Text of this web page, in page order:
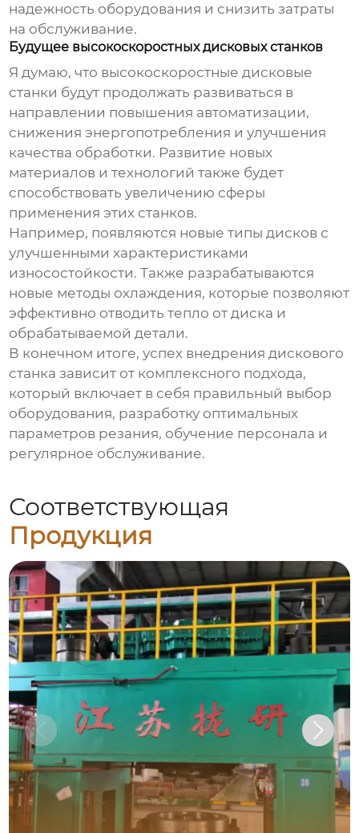
надежность оборудования и снизить затраты
на обслуживание.
Будущее высокоскоростных дисковых станков
Я думаю, что высокоскоростные дисковые
станки будут продолжать развиваться в
направлении повышения автоматизации,
снижения энергопотребления и улучшения
качества обработки. Развитие новых
материалов и технологий также будет
способствовать увеличению сферы
применения этих станков.
Например, появляются новые типы дисков с
улучшенными характеристиками
износостойкости. Также разрабатываются
новые методы охлаждения, которые позволяют
эффективно отводить тепло от диска и
обрабатываемой детали.
В конечном итоге, успех внедрениядискового
станка зависит от комплексного подхода,
который включает в себя правильный выбор
оборудования, разработку оптимальных
параметров резания, обучение персонала и
регулярное обслуживание.
Соответствующая
Продукция